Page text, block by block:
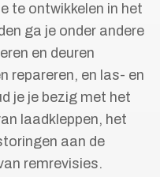
te ontwikkelen in het
ga je onder andere
en deuren
repareren, en las- en
je je bezig met het
laadkleppen, het
aan de
remrevisies.